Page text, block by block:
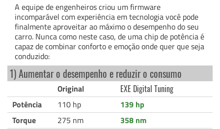
A equipe de engenheiros criou um firmware
incomparável com experiência em tecnologia você pode
finalmente aproveitar ao máximo o desempenho do seu
carro. Nunca como neste caso, de uma chip de potência é
capaz de combinar conforto e emoção onde quer que seja
conduzido:
1) Aumentar o desempenho e reduzir o consumo
Original
EXE Digital Tuning
Potência
110 hp
139 hp
Torque
275 nm
358 nm